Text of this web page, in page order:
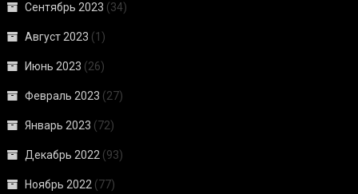
Сентябрь 2023 (34)
Август 2023 (1)
Июнь 2023 (26)
Февраль 2023 (27)
Январь 2023 (72)
Декабрь 2022 (93)
Ноябрь 2022 (77)